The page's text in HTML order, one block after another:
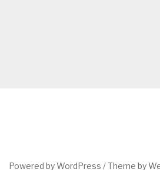
Powered by WordPress /Theme by